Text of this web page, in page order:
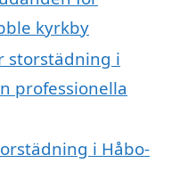
kyrkby
storstädning i
professionella
i Håbo-